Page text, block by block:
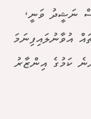
ނަޝީދު ވަނީ،
އުވާނުލައިފިނަމަ
ކަމުގެ އިންޒާރު